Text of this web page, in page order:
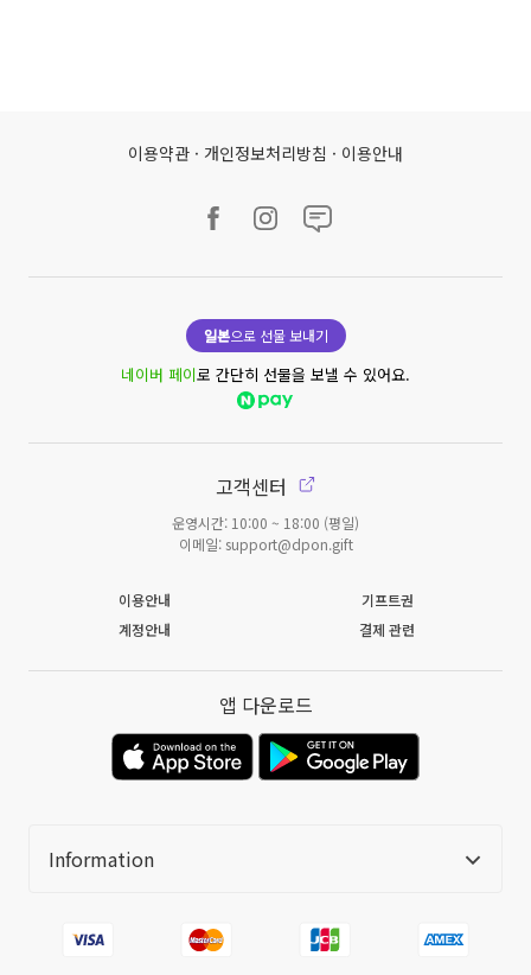
이용약관 · 개인정보처리방침 · 이용안내
일본으로 선물 보내기
네이버 페이로 간단히 선물을 보낼 수 있어요.
고객센터
운영시간: 10:00 ~ 18:00 (평일)
이메일: support@dpon.gift
이용안내
기프트권
계정안내
결제 관련
앱 다운로드
Information